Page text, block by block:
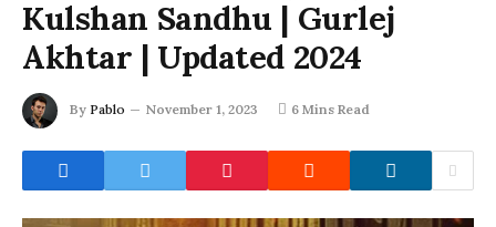
Kulshan Sandhu | Gurlej
Akhtar | Updated 2024
By Pablo November 1, 2023 6 Mins Read